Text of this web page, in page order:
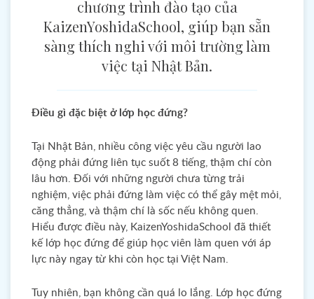
chương trình đào tạo của
KaizenYoshidaSchool, giúp bạn sẵn
sàng thích nghi với môi trường làm
việc tại Nhật Bản.
Điều gì đặc biệt ở lớp học đứng?
Tại Nhật Bản, nhiều công việc yêu cầu người lao
động phải đứng liên tục suốt 8 tiếng, thậm chí còn
lâu hơn. Đối với những người chưa từng trải
nghiệm, việc phải đứng làm việc có thể gây mệt mỏi,
căng thẳng, và thậm chí là sốc nếu không quen.
Hiểu được điều này, KaizenYoshidaSchool đã thiết
kế lớp học đứng để giúp học viên làm quen với áp
lực này ngay từ khi còn học tại Việt Nam.
Tuy nhiên, bạn không cần quá lo lắng. Lớp học đứng